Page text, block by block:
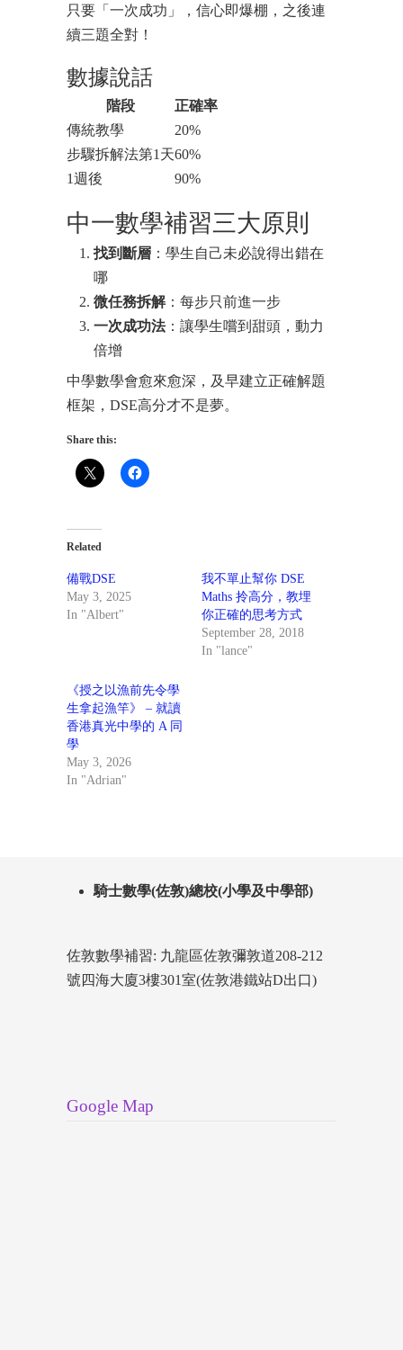
只要「一次成功」，信心即爆棚，之後連
續三題全對！
數據說話
階段
正確率
傳統教學
20%
步驟拆解法第1天60%
1週後
90%
中一數學補習三大原則
找到斷層 ：學生自己未必說得出錯在
哪
微任務拆解：每步只前進一步
一次成功法：讓學生嚐到甜頭，動力
倍增
中學數學會愈來愈深，及早建立正確解題
框架，DSE高分才不是夢。
Share this:
Related
備戰DSE
May 3, 2025
In "Albert"
我不單止幫你 DSE
Maths 拎高分，教埋
你正確的思考方式
September 28, 2018
In "lance"
《授之以漁前先令學
生拿起漁竿》 – 就讀
香港真光中學的 A 同
學
May 3, 2026
In "Adrian"
騎士數學(佐敦)總校(小學及中學部)
佐敦數學補習: 九龍區佐敦彌敦道208-212
號四海大廈3樓301室(佐敦港鐵站D出口)
Google Map